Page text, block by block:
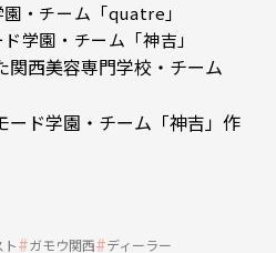
・チーム「quatre」
学園・チーム「神吉」
西美容専門学校・チーム
ド学園・チーム「神吉」作
ト ガモウ関西 ディーラー